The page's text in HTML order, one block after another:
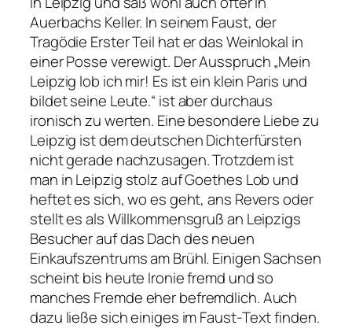
Auerbachs Keller. In seinemFaust, der
Tragödie Erster Teil hat er das Weinlokal in
einer Posse verewigt. Der Ausspruch„Mein
Leipzig lob ich mir! Es ist ein klein Paris und
bildet seine Leute.“ ist aber durchaus
ironisch zu werten. Eine besondere Liebe zu
Leipzig ist dem deutschen Dichterfürsten
nicht gerade nachzusagen. Trotzdem ist
man in Leipzig stolz auf Goethes Lob und
heftet es sich, wo es geht, ans Revers oder
stellt es als Willkommensgruß an Leipzigs
Besucher auf das Dach des neuen
Einkaufszentrums am Brühl. Einigen Sachsen
scheint bis heute Ironie fremd und so
manches Fremde eher befremdlich. Auch
dazu ließe sich einiges imFaust-Text finden.